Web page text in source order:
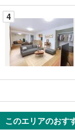
4
このエリアのおす